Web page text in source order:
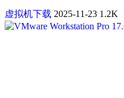
虚拟机下载 2025-11-23 1.2K